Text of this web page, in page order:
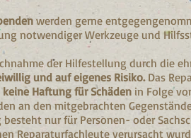
werden gerne
notwendiger Werkzeuge und
der Hilfestellung durch die
und auf eigenes Risiko.Das
keine Haftung für Schäden in Folge
an den mitgebrachten
besteht nur für Personen- oder
Reparaturfachleute verursacht